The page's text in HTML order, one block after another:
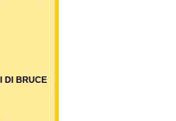
DI BRUCE